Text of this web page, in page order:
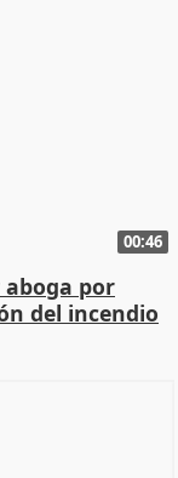
00:46
por
del incendio